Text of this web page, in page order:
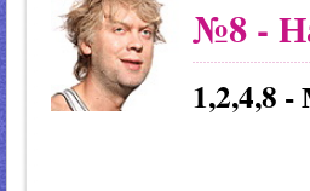
№8 -
1,2,4,8